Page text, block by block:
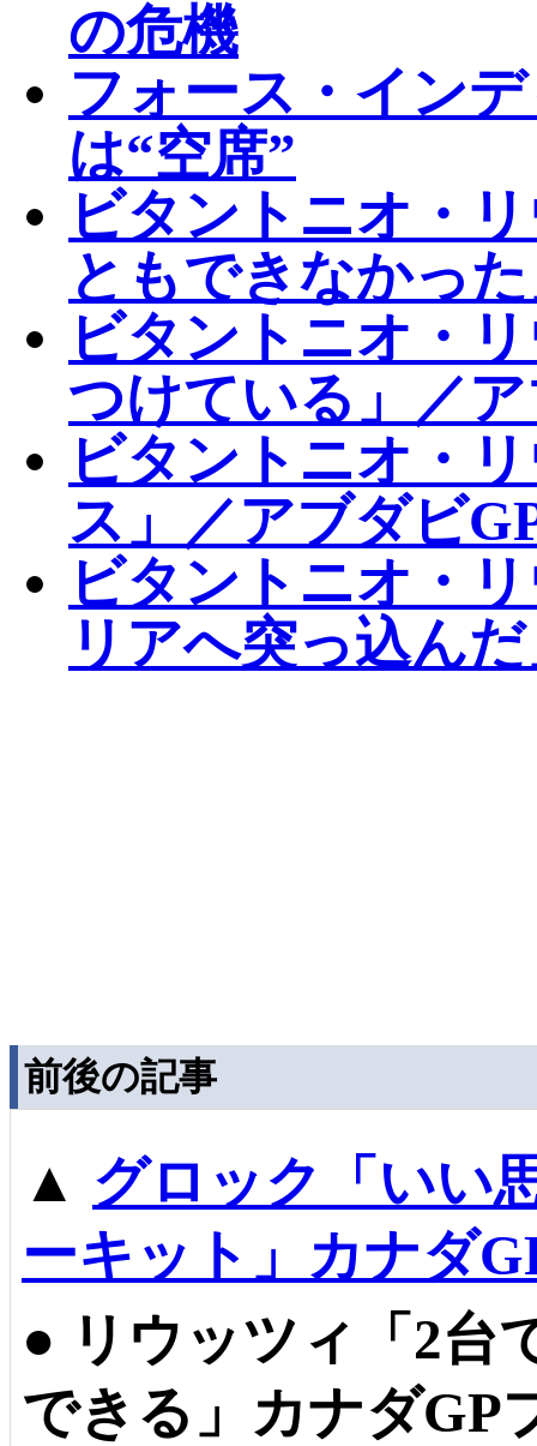
の危機
フォース・イン
は“空席”
ビタントニオ・
ともできなかっ
ビタントニオ・
つけている」／
ビタントニオ・
ス」／アブダビ
ビタントニオ・
リアへ突っ込ん
前後の記事
▲ グロック「いい
ーキット」カナダ
● リウッツィ「2台
できる」カナダGP